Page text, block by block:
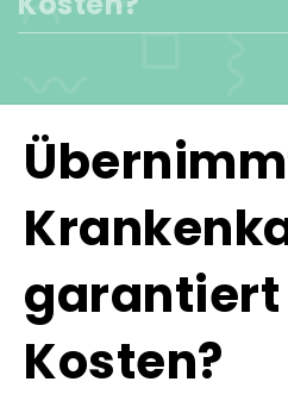
garantiert
Kosten?